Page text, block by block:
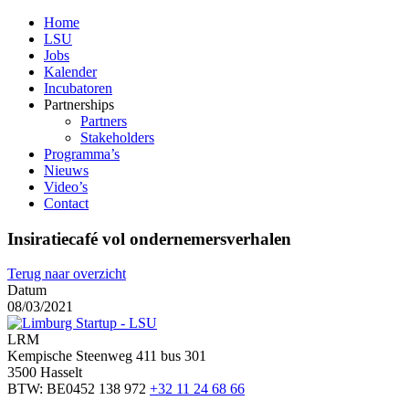
Home
LSU
Jobs
Kalender
Incubatoren
Partnerships
Partners
Stakeholders
Programma’s
Nieuws
Video’s
Contact
Insiratiecafé vol ondernemersverhalen
Terug naar overzicht
Datum
08/03/2021
LRM
Kempische Steenweg 411 bus 301
3500 Hasselt
BTW: BE0452 138 972 +32 11 24 68 66